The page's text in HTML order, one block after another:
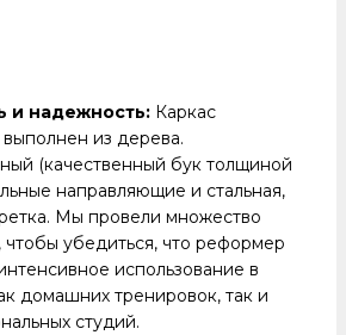
и надежность: Каркас
из дерева.
(качественный бук толщиной
направляющие и стальная,
Мы провели множество
чтобы убедиться, что реформер
использование в
домашних тренировок, так и
студий.